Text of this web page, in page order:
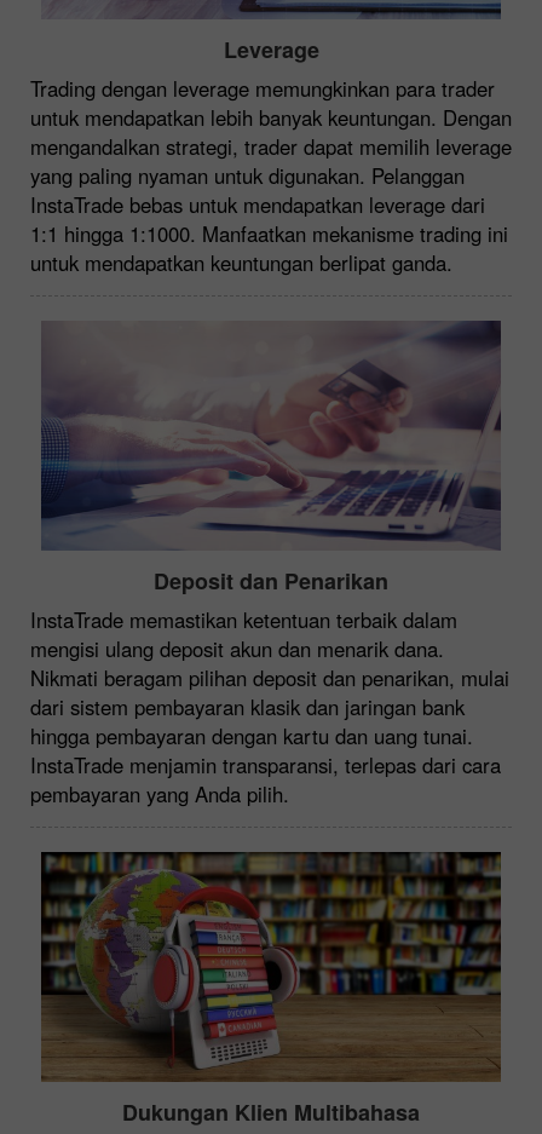
Leverage
Trading dengan leverage memungkinkan para trader
untuk mendapatkan lebih banyak keuntungan. Dengan
mengandalkan strategi, trader dapat memilih leverage
yang paling nyaman untuk digunakan. Pelanggan
InstaTrade bebas untuk mendapatkan leverage dari
1:1 hingga 1:1000. Manfaatkan mekanisme trading ini
untuk mendapatkan keuntungan berlipat ganda.
Deposit dan Penarikan
InstaTrade memastikan ketentuan terbaik dalam
mengisi ulang deposit akun dan menarik dana.
Nikmati beragam pilihan deposit dan penarikan, mulai
dari sistem pembayaran klasik dan jaringan bank
hingga pembayaran dengan kartu dan uang tunai.
InstaTrade menjamin transparansi, terlepas dari cara
pembayaran yang Anda pilih.
Dukungan Klien Multibahasa